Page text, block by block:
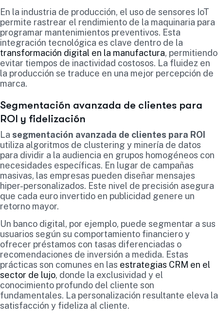
En la industria de producción, el uso de sensores IoT
permite rastrear el rendimiento de la maquinaria para
programar mantenimientos preventivos. Esta
integración tecnológica es clave dentro de la
transformación digital en la manufactura, permitiendo
evitar tiempos de inactividad costosos. La fluidez en
la producción se traduce en una mejor percepción de
marca.
Segmentación avanzada de clientes para
ROI y fidelización
La segmentación avanzada de clientes para ROI
utiliza algoritmos de clustering y minería de datos
para dividir a la audiencia en grupos homogéneos con
necesidades específicas. En lugar de campañas
masivas, las empresas pueden diseñar mensajes
hiper-personalizados. Este nivel de precisión asegura
que cada euro invertido en publicidad genere un
retorno mayor.
Un banco digital, por ejemplo, puede segmentar a sus
usuarios según su comportamiento financiero y
ofrecer préstamos con tasas diferenciadas o
recomendaciones de inversión a medida. Estas
prácticas son comunes en las estrategias CRM en el
sector de lujo, donde la exclusividad y el
conocimiento profundo del cliente son
fundamentales. La personalización resultante eleva la
satisfacción y fideliza al cliente.